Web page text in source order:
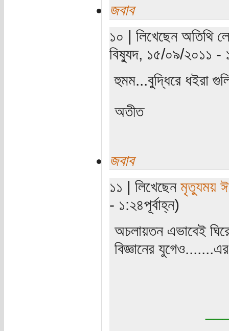
জবাব
১০ | লিখেছেন অতিথি
বিষ্যুদ, ১৫/০৯/২০১১ -
হুমম...বুদ্ধিরে ধইরা
অতীত
জবাব
১১ | লিখেছেন মৃত্যুময়
- ১:২৪পূর্বাহ্ন)
অচলায়তন এভাবেই
বিজ্ঞানের